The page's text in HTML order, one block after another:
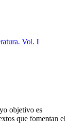
Vol. I
objetivo es
que fomentan el